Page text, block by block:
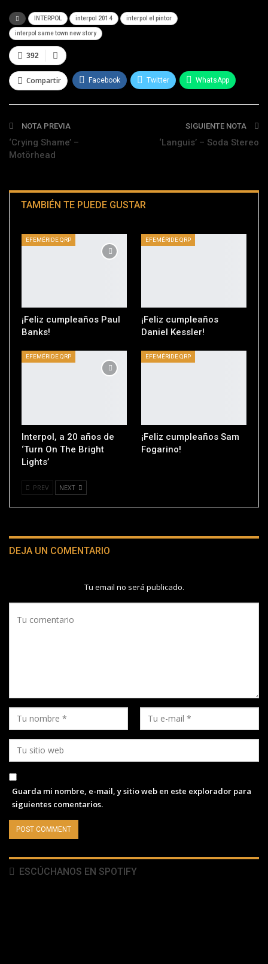
INTERPOL interpol 2014 interpol el pintor
interpol same town new story
392
Compartir Facebook Twitter WhatsApp
Telegram
NOTA PREVIA
‘Crying Shame’ –
Motörhead
SIGUIENTE NOTA
‘Languis’ – Soda Stereo
TAMBIÉN TE PUEDE GUSTAR
EFEMÉRIDE QRP
¡Feliz cumpleaños Paul
Banks!
EFEMÉRIDE QRP
¡Feliz cumpleaños
Daniel Kessler!
EFEMÉRIDE QRP
Interpol, a 20 años de
‘Turn On The Bright
Lights’
EFEMÉRIDE QRP
¡Feliz cumpleaños Sam
Fogarino!
PREV NEXT
DEJA UN COMENTARIO
Tu email no será publicado.
Guarda mi nombre, e-mail, y sitio web en este explorador para
siguientes comentarios.
ESCÚCHANOS EN SPOTIFY